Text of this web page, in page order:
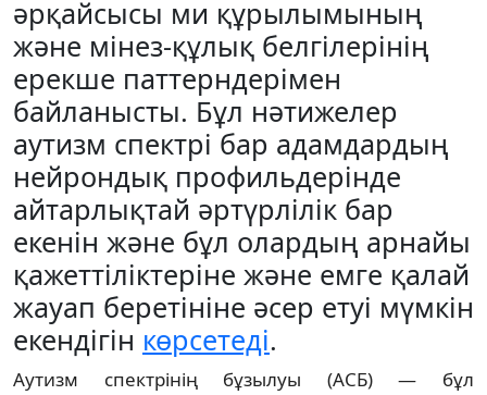
әрқайсысы ми құрылымының
және мінез-құлық белгілерінің
ерекше паттерндерімен
байланысты. Бұл нәтижелер
аутизм спектрі бар адамдардың
нейрондық профильдерінде
айтарлықтай әртүрлілік бар
екенін және бұл олардың арнайы
қажеттіліктеріне және емге қалай
жауап беретініне әсер етуі мүмкін
екендігін көрсетеді.
Аутизм спектрінің бұзылуы (АСБ) — бұл